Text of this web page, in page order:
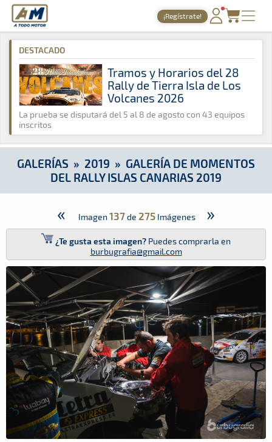
A Todo Motor · Revista del motor desde 1999
¡Regístrate!
PORTADA
TIEMPOS ONLINE
NOTICIAS
AGENDA
GALERÍAS
TIENDA
ARCHIVO
A Todo Motor » Galerías » 2019 » Galería de Momentos del
DESTACADO
Tramos y Horarios del 28
Rally de Tierra Isla de Los
Volcanes 2026
La prueba se disputará del 5 al 8 de agosto con 43 equipos
inscritos
GALERÍAS » 2019 » GALERÍA DE MOMENTOS
DEL RALLY ISLAS CANARIAS 2019
« Imagen 137de 275 Imágenes »
¿Te gusta esta imagen? Puedes comprarla en
burbugrafia@gmail.com